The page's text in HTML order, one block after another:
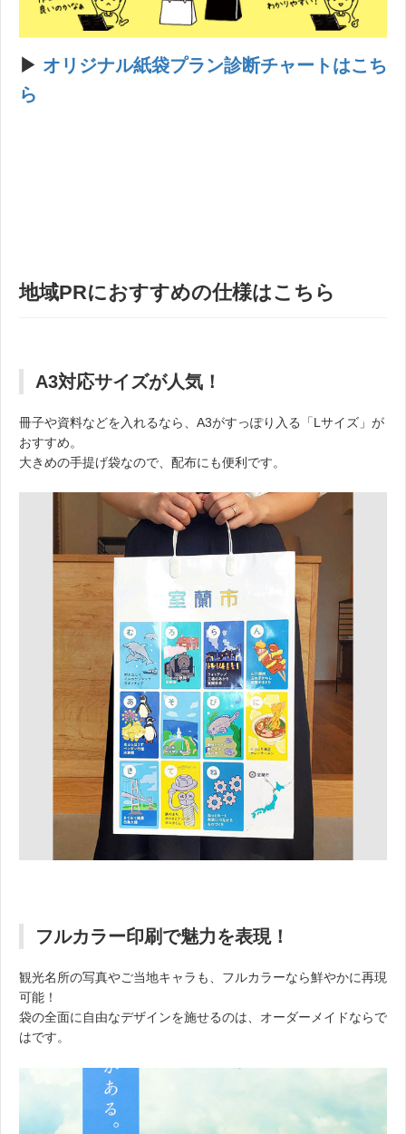
▶︎ オリジナル紙袋プラン診断チャートはこち
ら
地域PRにおすすめの仕様はこちら
A3対応サイズが人気！
冊子や資料などを入れるなら、A3がすっぽり入る「Lサイズ」が
おすすめ。
大きめの手提げ袋なので、配布にも便利です。
フルカラー印刷で魅力を表現！
観光名所の写真やご当地キャラも、フルカラーなら鮮やかに再現
可能！
袋の全面に自由なデザインを施せるのは、オーダーメイドならで
はです。